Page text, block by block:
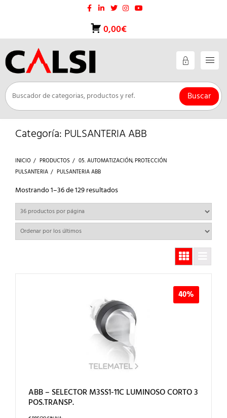
0,00€
Buscar
Categoría: PULSANTERIA ABB
INICIO PRODUCTOS
05. AUTOMATIZACIÓN, PROTECCIÓN
PULSANTERIA
PULSANTERIA ABB
Mostrando 1–36 de 129 resultadosOrdenado
por
últimos
40%
ABB – SELECTOR M3SS1-11C LUMINOSO CORTO 3
POS.TRANSP.